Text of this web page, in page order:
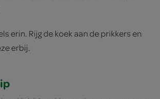
erin. Rijg de koek aan de prikkers en
erbij.